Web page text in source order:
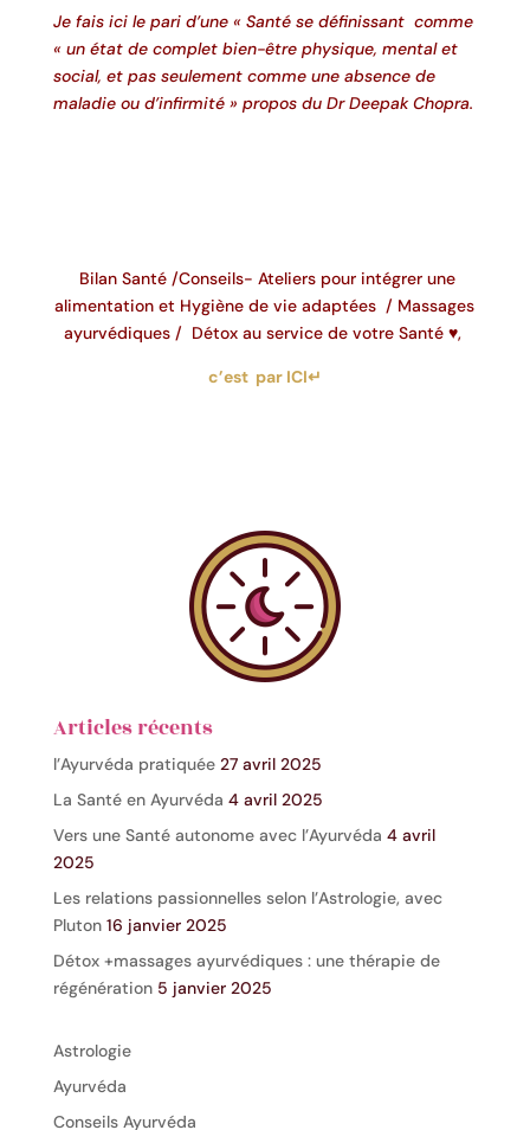
Je fais ici le pari d’une « Santé se définissant comme
« un état de complet bien-être physique, mental et
social, et pas seulement comme une absence de
maladie ou d’infirmité » propos du Dr Deepak Chopra.
Bilan Santé /Conseils- Ateliers pour intégrer une
alimentation et Hygiène de vie adaptées / Massages
ayurvédiques / Détox au service de votre Santé ♥,
c’est par ICI↵
Articles récents
l’Ayurvéda pratiquée 27 avril 2025
La Santé en Ayurvéda 4 avril 2025
Vers une Santé autonome avec l’Ayurvéda 4 avril
2025
Les relations passionnelles selon l’Astrologie, avec
Pluton 16 janvier 2025
Détox +massages ayurvédiques : une thérapie de
régénération 5 janvier 2025
Astrologie
Ayurvéda
Conseils Ayurvéda